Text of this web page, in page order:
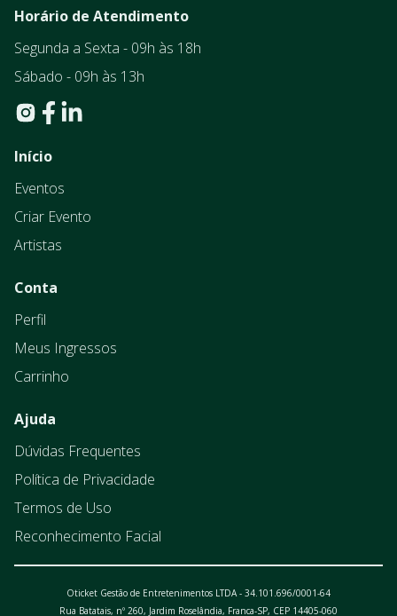
Horário de Atendimento
Segunda a Sexta - 09h às 18h
Sábado - 09h às 13h
Início
Eventos
Criar Evento
Artistas
Conta
Perfil
Meus Ingressos
Carrinho
Ajuda
Dúvidas Frequentes
Política de Privacidade
Termos de Uso
Reconhecimento Facial
Oticket Gestão de Entretenimentos LTDA - 34.101.696/0001-64
Rua Batatais, nº 260, Jardim Roselândia, Franca-SP, CEP 14405-060